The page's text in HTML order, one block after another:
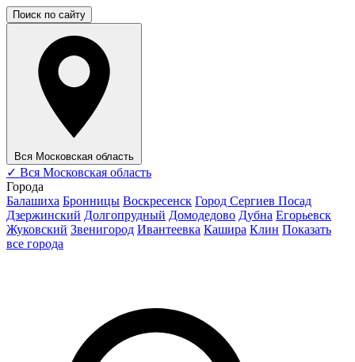
Поиск по сайту
Вся Московская область
✓ Вся Московская область
Города
Балашиха Бронницы Воскресенск Город Сергиев Посад
Дзержинский Долгопрудный Домодедово Дубна Егорьевск
Жуковский Звенигород Ивантеевка Кашира Клин Показать
все города